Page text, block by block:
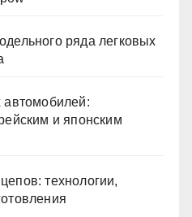
ряда легковых
автомобилей:
и японским
технологии,